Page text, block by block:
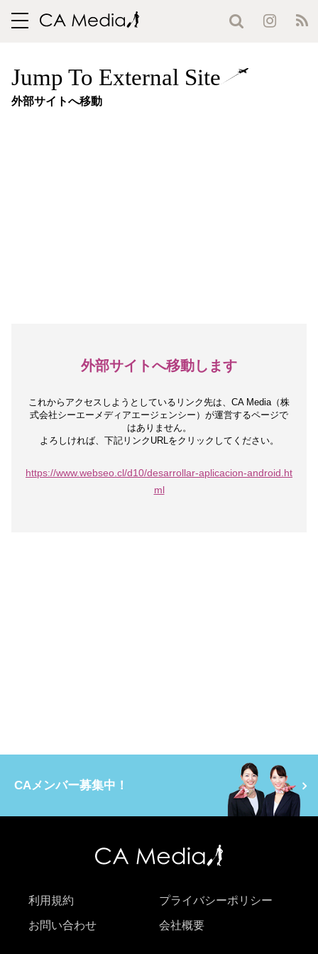
toggle
Jump To External Site
外部サイトへ移動
外部サイトへ移動します
これからアクセスしようとしているリンク先は、 CA Media（株
式会社シーエーメディアエージェンシー）が運営するページで
はありません。
よろしければ、下記リンクURLをクリックしてください。
https://www.webseo.cl/d10/desarrollar-aplicacion-android.ht
ml
CAメンバー募集中！
利用規約 プライバシーポリシー
お問い合わせ 会社概要